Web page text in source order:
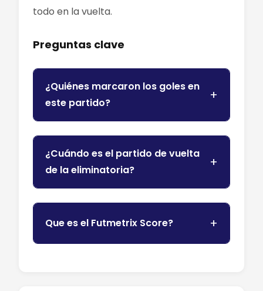
todo en la vuelta.
Preguntas clave
¿Quiénes marcaron los goles en
este partido?
¿Cuándo es el partido de vuelta
de la eliminatoria?
Que es el Futmetrix Score?